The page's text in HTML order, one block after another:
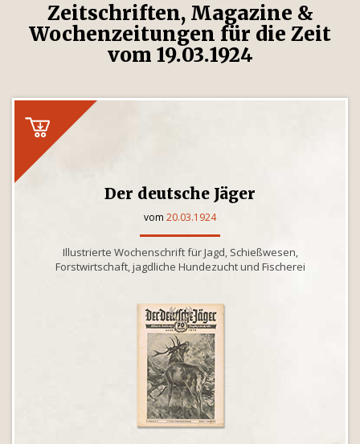
Zeitschriften, Magazine &
Wochenzeitungen für die Zeit
vom 19.03.1924
Der deutsche Jäger
vom 20.03.1924
Illustrierte Wochenschrift für Jagd, Schießwesen,
Forstwirtschaft, jagdliche Hundezucht und Fischerei